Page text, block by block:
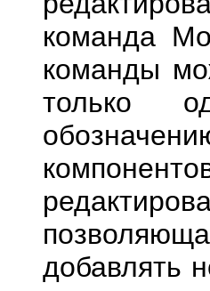
команда
команды
только
добавлять